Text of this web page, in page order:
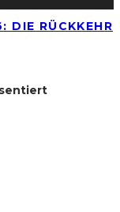
DIE RÜCKKEHR